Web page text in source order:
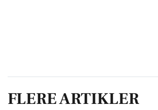
FLERE ARTIKLER